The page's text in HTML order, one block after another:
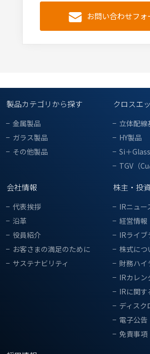
お問い合わせフォ
製品カテゴリから探す
金属製品
ガラス製品
その他製品
クロスエ
立体配線
HY製品
Si＋
TGV（Cu
会社情報
代表挨拶
沿革
役員紹介
お客さまの満足のために
サステナビリティ
株主・投
IRニュー
経営情報
IRライブ
株式につ
財務ハイ
IRカレン
IRに関す
ディスク
電子公告
免責事項